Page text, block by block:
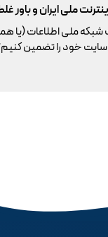
ملی اطلاعات